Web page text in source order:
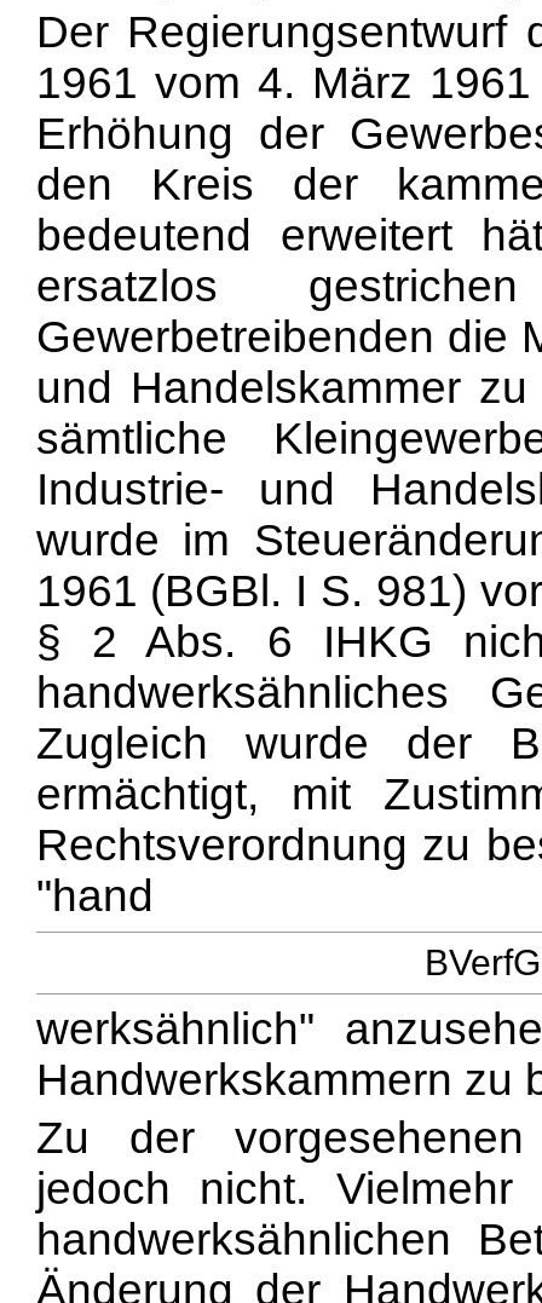
Der Regierungsentwurf
1961 vom 4. März
Erhöhung der
den Kreis der
bedeutend erweitert
ersatzlos
Gewerbetreibenden die
und Handelskammer
sämtliche
Industrie- und
wurde im
1961 (BGBl. I S. 981)
§ 2 Abs. 6 IHKG
handwerksähnliches
Zugleich wurde der
ermächtigt, mit
Rechtsverordnung zu
"hand
werksähnlich"
Handwerkskammern zu
Zu der
jedoch nicht.
handwerksähnlichen
Änderung der